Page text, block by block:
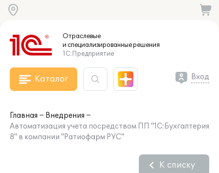
Отраслевые
и специализированныерешения
1С:Предприятие
Каталог Вход
Главная
Внедрения
Автоматизация учета посредством ПП "1С:Бухгалтерия
8" в компании "Ратиофарм РУС"
К списку